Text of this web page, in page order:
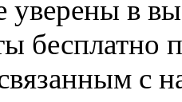
в
с